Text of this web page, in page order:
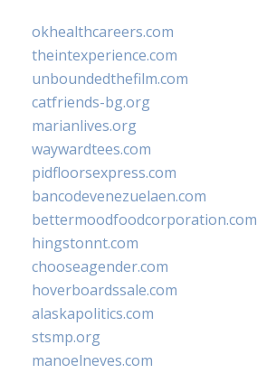
okhealthcareers.com
theintexperience.com
unboundedthefilm.com
catfriends-bg.org
marianlives.org
waywardtees.com
pidfloorsexpress.com
bancodevenezuelaen.com
bettermoodfoodcorporation.com
hingstonnt.com
chooseagender.com
hoverboardssale.com
alaskapolitics.com
stsmp.org
manoelneves.com